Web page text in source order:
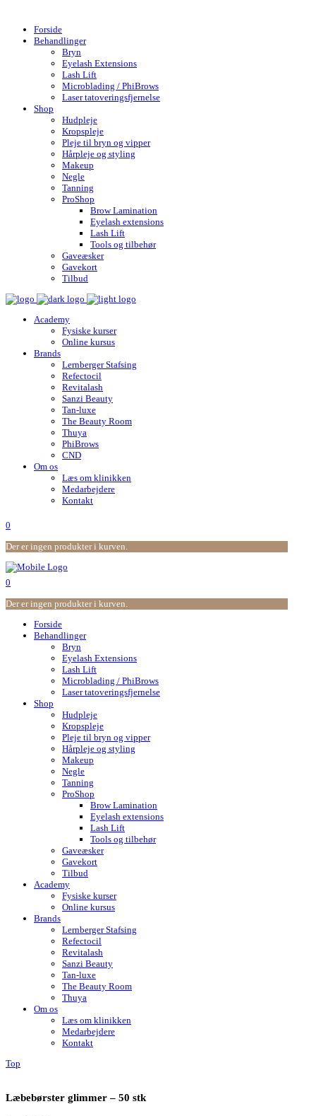
Forside
Behandlinger
Bryn
Eyelash Extensions
Lash Lift
Microblading / PhiBrows
Laser tatoveringsfjernelse
Shop
Hudpleje
Kropspleje
Pleje til bryn og vipper
Hårpleje og styling
Makeup
Negle
Tanning
ProShop
Brow Lamination
Eyelash extensions
Lash Lift
Tools og tilbehør
Gaveæsker
Gavekort
Tilbud
Academy
Fysiske kurser
Online kursus
Brands
Lernberger Stafsing
Refectocil
Revitalash
Sanzi Beauty
Tan-luxe
The Beauty Room
Thuya
PhiBrows
CND
Om os
Læs om klinikken
Medarbejdere
Kontakt
0
Der er ingen produkter i kurven.
0
Der er ingen produkter i kurven.
Forside
Behandlinger
Bryn
Eyelash Extensions
Lash Lift
Microblading / PhiBrows
Laser tatoveringsfjernelse
Shop
Hudpleje
Kropspleje
Pleje til bryn og vipper
Hårpleje og styling
Makeup
Negle
Tanning
ProShop
Brow Lamination
Eyelash extensions
Lash Lift
Tools og tilbehør
Gaveæsker
Gavekort
Tilbud
Academy
Fysiske kurser
Online kursus
Brands
Lernberger Stafsing
Refectocil
Revitalash
Sanzi Beauty
Tan-luxe
The Beauty Room
Thuya
Om os
Læs om klinikken
Medarbejdere
Kontakt
Top
Læbebørster glimmer – 50 stk